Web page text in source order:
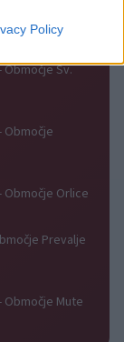
Policy
Sv.
Območje
Območje Orlice
Prevalje
Območje Mute